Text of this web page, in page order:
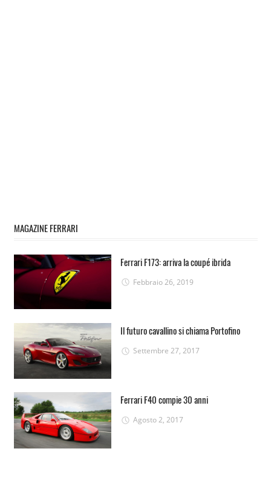
MAGAZINE FERRARI
Ferrari F173: arriva la coupé ibrida
Febbraio 26, 2019
Il futuro cavallino si chiama Portofino
Settembre 27, 2017
Ferrari F40 compie 30 anni
Agosto 2, 2017